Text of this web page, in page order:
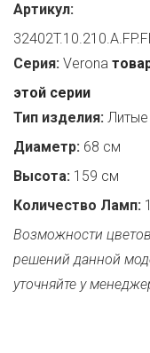
Артикул:
Серия: Verona
этой серии
Тип изделия: Литые
Диаметр: 68 см
Высота: 159 см
Количество Ламп:
Возможности
решений данной
уточняйте у